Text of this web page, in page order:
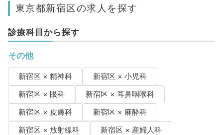
東京都新宿区の求人を探す
診療科目から探す
その他
新宿区 × 精神科
新宿区 × 小児科
新宿区 × 眼科
新宿区 × 耳鼻咽喉科
新宿区 × 皮膚科
新宿区 × 麻酔科
新宿区 × 放射線科
新宿区 × 産婦人科